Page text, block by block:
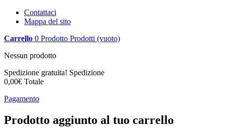
Contattaci
Mappa del sito
Carrello 0 Prodotto Prodotti (vuoto)
Nessun prodotto
Spedizione gratuita! Spedizione
0,00€ Totale
Pagamento
Prodotto aggiunto al tuo carrello